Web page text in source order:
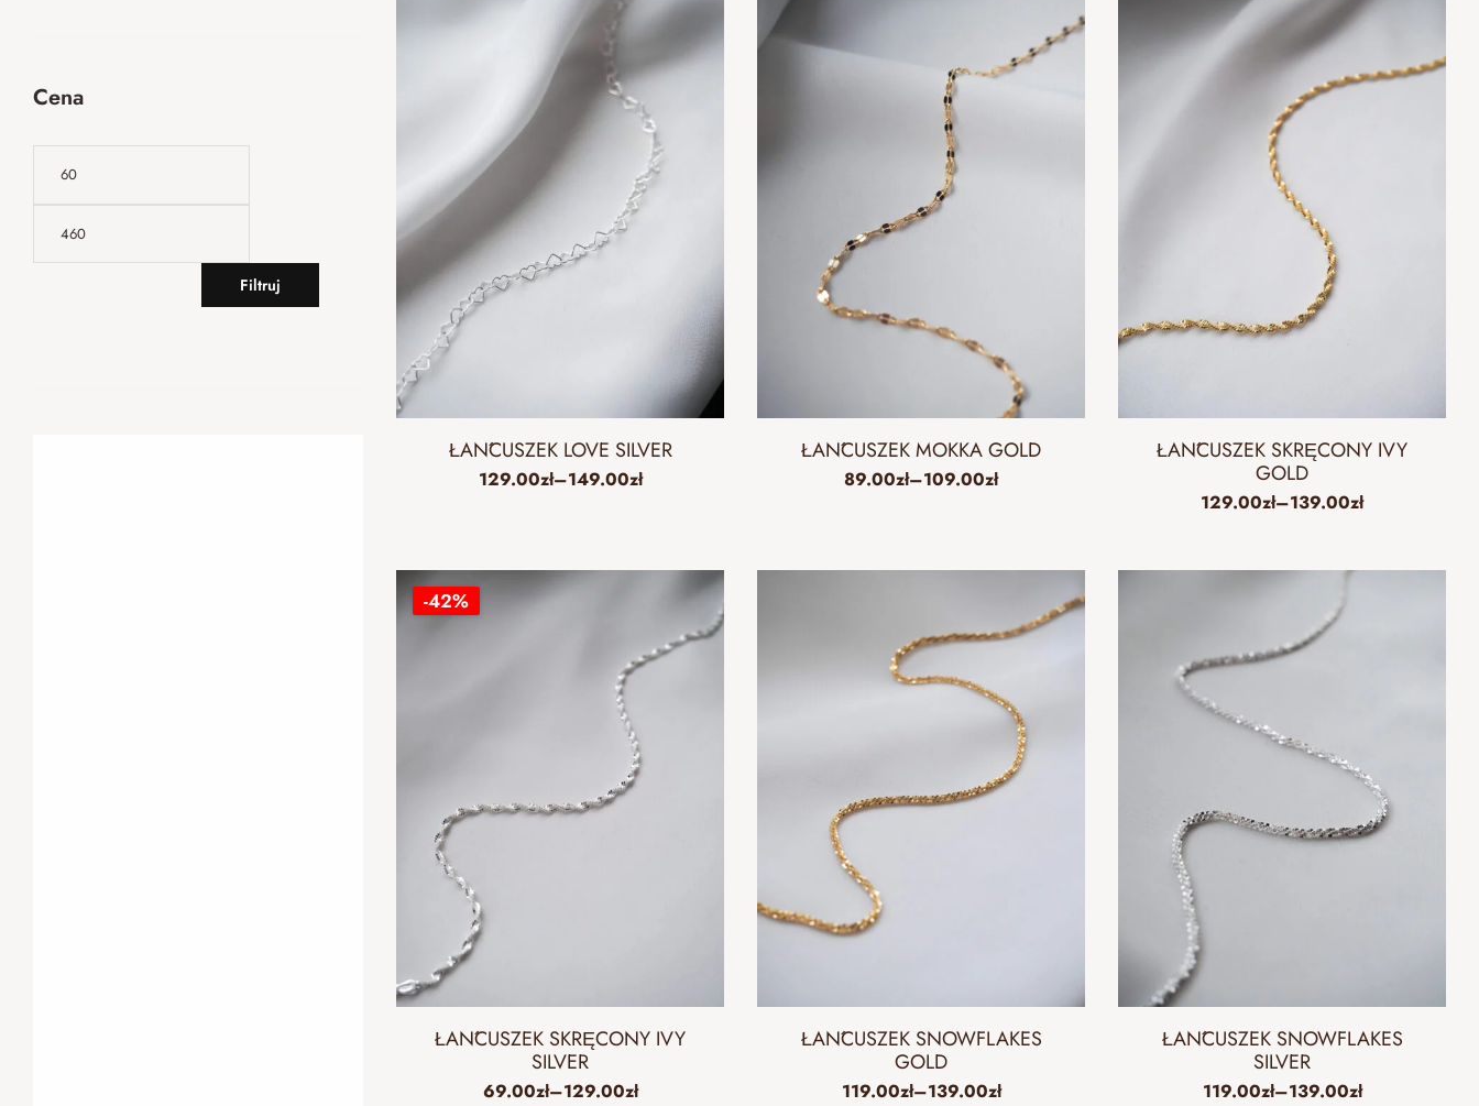
ŁAŃCUSZEK LOVE SILVER
129.00zł–149.00zł
ŁAŃCUSZEK MOKKA GOLD
89.00zł–109.00zł
ŁAŃCUSZEK SKRĘCONY IVY
GOLD
129.00zł–139.00zł
-42%
ŁAŃCUSZEK SKRĘCONY IVY
SILVER
69.00zł–129.00zł
ŁAŃCUSZEK SNOWFLAKES
GOLD
119.00zł–139.00zł
ŁAŃCUSZEK SNOWFLAKES
SILVER
119.00zł–139.00zł
Cena
Filtruj